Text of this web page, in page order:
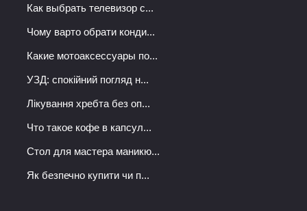
Как выбрать телевизор с...
Чому варто обрати конди...
Какие мотоаксессуары по...
УЗД: спокійний погляд н...
Лікування хребта без оп...
Что такое кофе в капсул...
Стол для мастера маникю...
Як безпечно купити чи п...